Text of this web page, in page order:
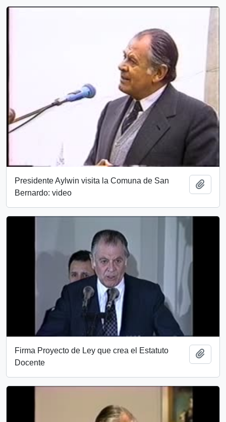
Presidente Aylwin visita la Comuna de San
Bernardo: video
Firma Proyecto de Ley que crea el Estatuto
Docente